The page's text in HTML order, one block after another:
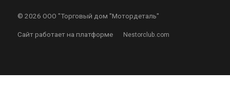
© 2026 ООО "Торговый дом "Мотордеталь"
Сайт работает на платформе Nestorclub.com